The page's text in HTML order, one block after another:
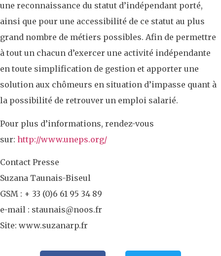
une reconnaissance du statut d’indépendant porté,
ainsi que pour une accessibilité de ce statut au plus
grand nombre de métiers possibles. Afin de permettre
à tout un chacun d’exercer une activité indépendante
en toute simplification de gestion et apporter une
solution aux chômeurs en situation d’impasse quant à
la possibilité de retrouver un emploi salarié.
Pour plus d’informations, rendez-vous
sur: http://www.uneps.org/
Contact Presse
Suzana Taunais-Biseul
GSM : + 33 (0)6 61 95 34 89
e-mail : staunais@noos.fr
Site: www.suzanarp.fr